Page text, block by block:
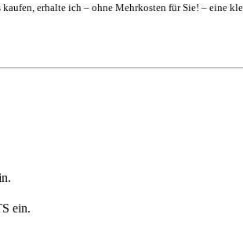
erhalte ich – ohne Mehrkosten für Sie! – eine
ein.